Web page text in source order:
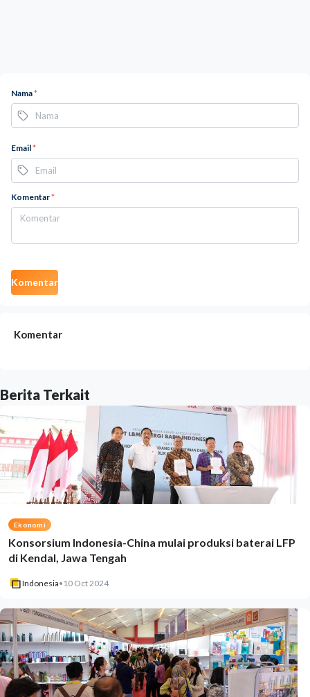
Nama*
Email*
Komentar*
Komentar
Komentar
Berita Terkait
Ekonomi
Konsorsium Indonesia-China mulai produksi baterai LFP
di Kendal, Jawa Tengah
Indonesia• 10 Oct 2024